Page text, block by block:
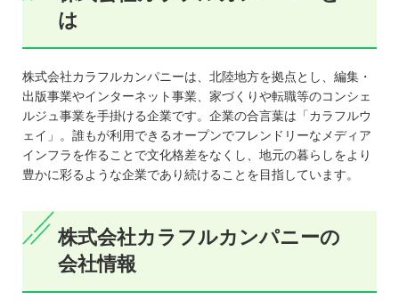
は
株式会社カラフルカンパニーは、北陸地方を拠点とし、編集・
出版事業やインターネット事業、家づくりや転職等のコンシェ
ルジュ事業を手掛ける企業です。企業の合言葉は「カラフルウ
ェイ」。誰もが利用できるオープンでフレンドリーなメディア
インフラを作ることで文化格差をなくし、地元の暮らしをより
豊かに彩るような企業であり続けることを目指しています。
株式会社カラフルカンパニーの
会社情報